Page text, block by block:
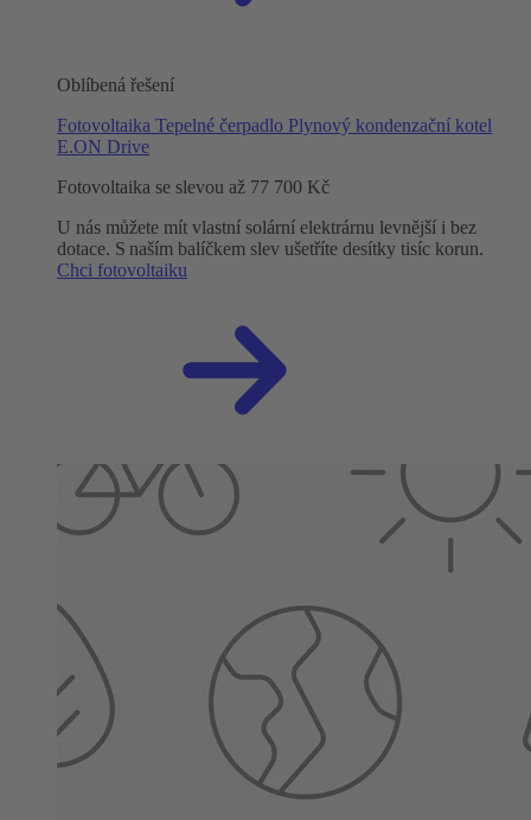
Oblíbená řešení
Fotovoltaika Tepelné čerpadlo Plynový kondenzační kotel
E.ON Drive
Fotovoltaika se slevou až 77 700 Kč
U nás můžete mít vlastní solární elektrárnu levnější i bez
dotace. S naším balíčkem slev ušetříte desítky tisíc korun.
Chci fotovoltaiku